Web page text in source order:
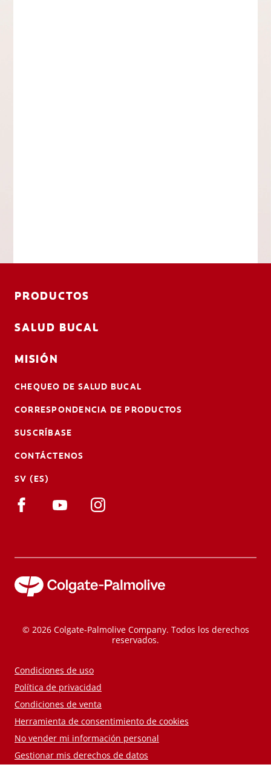
PRODUCTOS
SALUD BUCAL
MISIÓN
CHEQUEO DE SALUD BUCAL
CORRESPONDENCIA DE PRODUCTOS
SUSCRÍBASE
CONTÁCTENOS
SV (ES)
© 2026 Colgate-Palmolive Company. Todos los derechos
reservados.
Condiciones de uso
Política de privacidad
Condiciones de venta
Herramienta de consentimiento de cookies
No vender mi información personal
Gestionar mis derechos de datos